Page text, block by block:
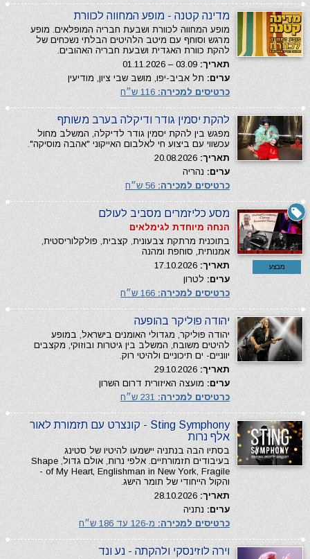
מדינה קטנה - מופע המחווה לכוורת
מופע המחווה לכוורת ושבעת חבריה המופלאים. מופע
מרגש וסוחף עם מיטב הלהיטים הבלתי נשכחים של
להקת כוורת האגדית ושבעת חבריה האהובים.
תאריך:
ערים: תל אביב-יפו, מושב שבי ציון, מודיעין
כרטיסים למכירה:
להקת יסמין גודר ודיקלה בערב משותף
מפגש בין להקת יסמין גודר לדיקלה, המשלב מחול
עכשווי עם ביצוע חי לאלבום האייקוני "אהבה מוסיקה".
תאריך:
ערים: נהריה
כרטיסים למכירה:
מבצע
מסע כליזמרים מסביב לעולם
הנחה מיוחדת לגימלאים
בתוכנית מרתקת צבעונית, קצבית, פולקלוריסטית,
אמנותית, סוחפת ומהנה
תאריך:
ערים: לטרון
כרטיסים למכירה:
יהודה פוליקר בהופעה
יהודה פוליקר, מגדולי האומנים בישראל, במופע
להיטים משובח, המשלב בין גיטרות ובוזוקי, מקצבים
יווניים- ים תיכוניים ולהיטי רוק.
תאריך:
ערים: מועצה האיזורית דרום השרון
כרטיסים למכירה:
Sting Symphony - קונצרט עם תזמורת לאור
אלף נרות
בסתיו הבה בנתניה יישמעו להיטיו של סטינג
בעיבודים תזמורתיים. אלפי נרות, אולם גדול, Shape
of My Heart, Englishman in New York, Fragile -
והקול הייחודי של תומר הישג.
תאריך:
ערים: נתניה
כרטיסים למכירה: מ-126 עד 186 ש״ח
וירה לוזינסקי ולהקתה - נע ונד